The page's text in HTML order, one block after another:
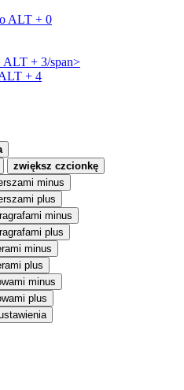
ALT + 0
ALT + 3/span>
+ 4
zwiększ czcionkę
minus
plus
minus
plus
minus
plus
minus
plus